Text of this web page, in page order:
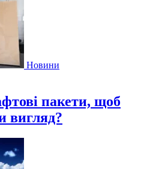
Новини
пакети, щоб
вигляд?